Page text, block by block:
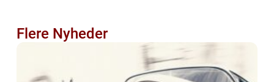
Flere Nyheder